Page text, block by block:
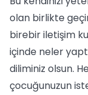
olan birlikte
birebir iletişim
içinde neler
diliminiz olsun.
çocuğunuzun